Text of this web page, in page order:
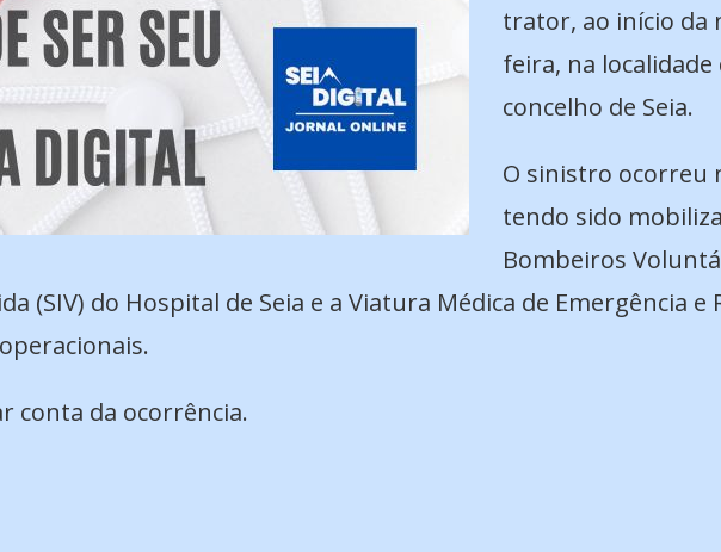
trator, ao início da
feira, na localidade
concelho de Seia.
O sinistro ocorreu
tendo sido
Bombeiros
(SIV) do Hospital de Seia e a Viatura Médica de Emergência e
conta da ocorrência.